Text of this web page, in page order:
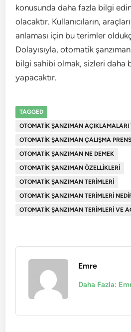
konusunda daha fazla bilgi
olacaktır. Kullanıcıların,
anlaması için bu terimler
Dolayısıyla, otomatik
bilgi sahibi olmak, sizleri daha
yapacaktır.
TAGGED
OTOMATIK ŞANZIMAN AÇIKLAMALARI
OTOMATIK ŞANZIMAN ÇALIŞMA
OTOMATIK ŞANZIMAN NE DEMEK
OTOMATIK ŞANZIMAN ÖZELLIKLERI
OTOMATIK ŞANZIMAN TERIMLERI
OTOMATIK ŞANZIMAN TERIMLERI
OTOMATIK ŞANZIMAN TERIMLERI VE
Emre
Daha Fazla: